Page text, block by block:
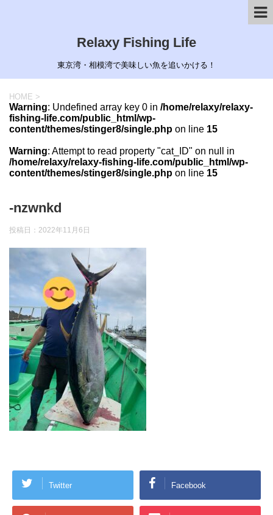
Relaxy Fishing Life
東京湾・相模湾で美味しい魚を追いかける！
HOME >
Warning: Undefined array key 0 in /home/relaxy/relaxy-
fishing-life.com/public_html/wp-
content/themes/stinger8/single.php on line 15
Warning: Attempt to read property "cat_ID" on null in
/home/relaxy/relaxy-fishing-life.com/public_html/wp-
content/themes/stinger8/single.php on line 15
-nzwnkd
投稿日： 2022年11月6日
Twitter Facebook